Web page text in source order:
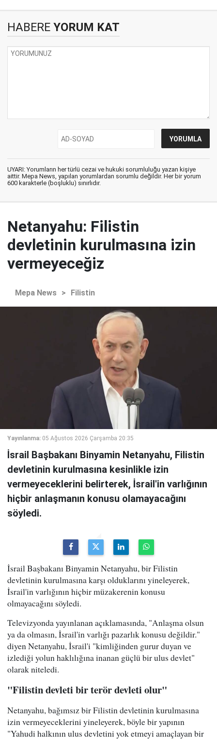
HABERE YORUM KAT
UYARI: Yorumların her türlü cezai ve hukuki sorumluluğu yazan kişiye
aittir. Mepa News, yapılan yorumlardan sorumlu değildir. Her bir yorum
600 karakterle (boşluklu) sınırlıdır.
Netanyahu: Filistin
devletinin kurulmasına izin
vermeyeceğiz
Mepa News > Filistin
Yayınlanma: 05 Ağustos 2026 Çarşamba 20:35
İsrail Başbakanı Binyamin Netanyahu, Filistin
devletinin kurulmasına kesinlikle izin
vermeyeceklerini belirterek, İsrail'in varlığının
hiçbir anlaşmanın konusu olamayacağını
söyledi.
İsrail Başbakanı Binyamin Netanyahu, bir Filistin
devletinin kurulmasına karşı olduklarını yineleyerek,
İsrail'in varlığının hiçbir müzakerenin konusu
olmayacağını söyledi.
Televizyonda yayınlanan açıklamasında, "Anlaşma olsun
ya da olmasın, İsrail'in varlığı pazarlık konusu değildir."
diyen Netanyahu, İsrail'i "kimliğinden gurur duyan ve
izlediği yolun haklılığına inanan güçlü bir ulus devlet"
olarak niteledi.
"Filistin devleti bir terör devleti olur"
Netanyahu, bağımsız bir Filistin devletinin kurulmasına
izin vermeyeceklerini yineleyerek, böyle bir yapının
"Yahudi halkının ulus devletini yok etmeyi amaçlayan bir